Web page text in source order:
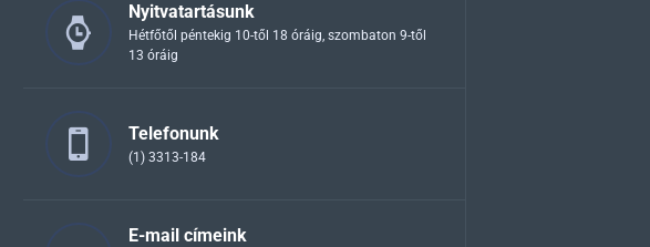
Nyitvatartásunk
Hétfőtől péntekig 10-től 18 óráig, szombaton 9-től
13 óráig
Telefonunk
(1) 3313-184
E-mail címeink